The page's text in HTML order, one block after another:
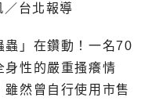
台北報導
蟲」在鑽動！一名70
身性的嚴重搔癢情
然曾自行使用市售